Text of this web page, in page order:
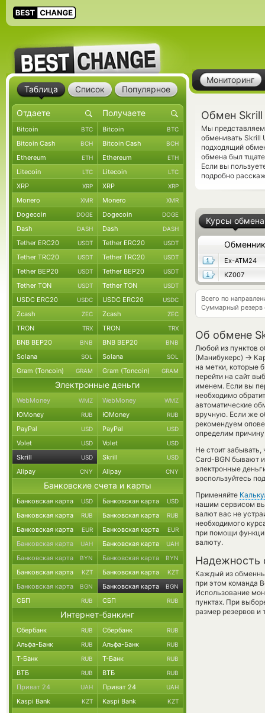
Мониторинг
Обмен Skrill
Мы представляем
обменивать Skrill
подходящий
обмена был
Если вы
подробно
Курсы обмена
Обменник
Ex-ATM24
KZ007
Всего по
Суммарный резерв
Об обмене
Любой из пунктов
(Манибукерс) →
на метки, которые
перейти на сайт
именем. Если вы
необходимо
автоматические
вручную. Если же
рекомендуем
определим
Не стоит
Card-BGN бывают
электронные
воспользуйтесь
Применяйте
нашим сервисом
валют вас не
необходимого
при помощи
валюту.
Надежность
Каждый из
при этом команда
Использование
пунктах. При
размер резервов и
Таблица Список Популярное
Bitcoin BTC Bitcoin BTC
Bitcoin Cash BCH Bitcoin Cash BCH
Ethereum ETH Ethereum ETH
Litecoin LTC Litecoin LTC
XRP XRP XRP XRP
Monero XMR Monero XMR
Dogecoin DOGE Dogecoin DOGE
Dash DASH Dash DASH
Tether ERC20 USDT Tether ERC20 USDT
Tether TRC20 USDT Tether TRC20 USDT
Tether BEP20 USDT Tether BEP20 USDT
Tether TON USDT Tether TON USDT
USDC ERC20 USDC USDC ERC20 USDC
Zcash ZEC Zcash ZEC
TRON TRX TRON TRX
BNB BEP20 BNB BNB BEP20 BNB
Solana SOL Solana SOL
Gram (Toncoin) GRAM Gram (Toncoin) GRAM
Электронные деньги
WebMoney WMZ WebMoney WMZ
ЮMoney RUB ЮMoney RUB
PayPal USD PayPal USD
Volet USD Volet USD
Skrill USD Skrill USD
Alipay CNY Alipay CNY
Банковские счета и карты
Банковская карта USD Банковская карта USD
Банковская карта RUB Банковская карта RUB
Банковская карта EUR Банковская карта EUR
Банковская карта UAH Банковская карта UAH
Банковская карта BYN Банковская карта BYN
Банковская карта KZT Банковская карта KZT
Банковская карта BGN Банковская карта BGN
СБП RUB СБП RUB
Интернет-банкинг
Сбербанк RUB Сбербанк RUB
Альфа-Банк RUB Альфа-Банк RUB
Т-Банк RUB Т-Банк RUB
ВТБ RUB ВТБ RUB
Приват 24 UAH Приват 24 UAH
Kaspi Bank KZT Kaspi Bank KZT